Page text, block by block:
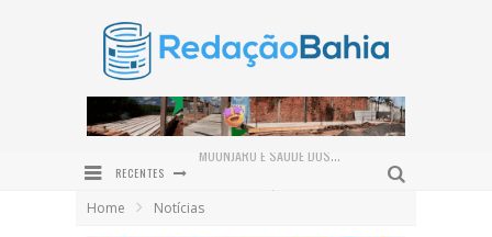
RECENTES
Home Notícias